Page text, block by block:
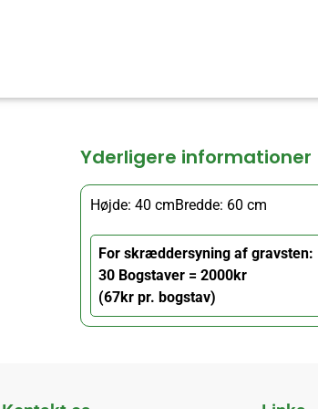
Yderligere informationer
Højde: 40 cmBredde: 60 cm
For skræddersyning af gravsten:
30 Bogstaver = 2000kr
(67kr pr. bogstav)